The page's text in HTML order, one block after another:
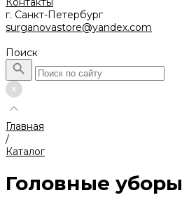
г. Санкт-Петербург
surganovastore@yandex.com
Поиск
Главная
/
Каталог
Головные уборы